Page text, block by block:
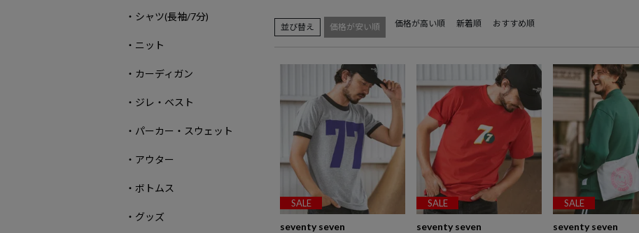
並び替え 価格が安い順 価格が高い順 新着順 おすすめ順
SALE
seventy seven
SALE
seventy seven
SALE
seventy seven
・シャツ(長袖/7分)
・ニット
・カーディガン
・ジレ・ベスト
・パーカー・スウェット
・アウター
・ボトムス
・グッズ